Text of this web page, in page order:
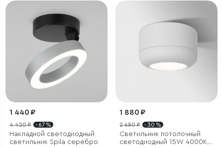
1 440 ₽
4 420 ₽ - 67 %
Накладной светодиодный
светильник Spila серебро
1 880 ₽
2 680 ₽ - 30 %
Светильник потолочный
светодиодный 15W 4000K